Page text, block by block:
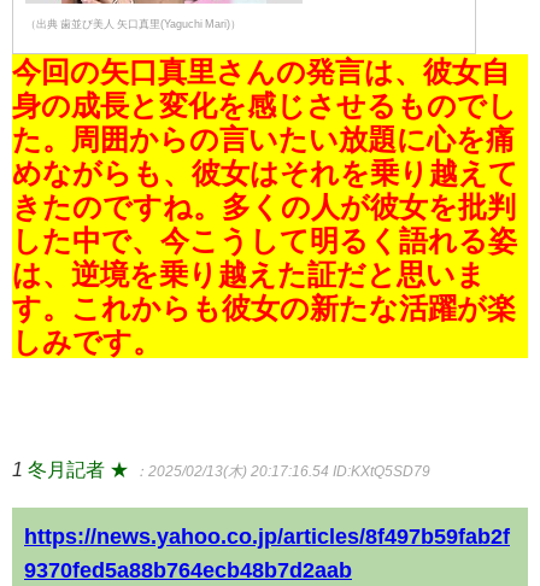
（出典 歯並び美人 矢口真里(Yaguchi Mari)）
今回の矢口真里さんの発言は、彼女自
身の成長と変化を感じさせるものでし
た。周囲からの言いたい放題に心を痛
めながらも、彼女はそれを乗り越えて
きたのですね。多くの人が彼女を批判
した中で、今こうして明るく語れる姿
は、逆境を乗り越えた証だと思いま
す。これからも彼女の新たな活躍が楽
しみです。
1 冬月記者 ★ ：2025/02/13(木) 20:17:16.54 ID:KXtQ5SD79
https://news.yahoo.co.jp/articles/8f497b59fab2f
9370fed5a88b764ecb48b7d2aab